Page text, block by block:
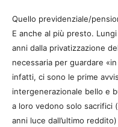
Quello previdenziale/
E anche al più presto.
anni dalla privatizzazione
necessaria per guardare
infatti, ci sono le prime
intergenerazionale bello e
a loro vedono solo sacrifici
anni luce dall’ultimo